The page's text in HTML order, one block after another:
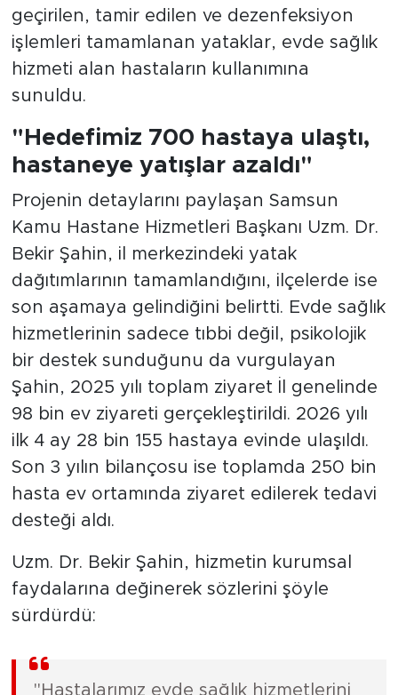
geçirilen, tamir edilen ve dezenfeksiyon
işlemleri tamamlanan yataklar, evde sağlık
hizmeti alan hastaların kullanımına
sunuldu.
"Hedefimiz 700 hastaya ulaştı,
hastaneye yatışlar azaldı"
Projenin detaylarını paylaşan Samsun
Kamu Hastane Hizmetleri Başkanı Uzm. Dr.
Bekir Şahin, il merkezindeki yatak
dağıtımlarının tamamlandığını, ilçelerde ise
son aşamaya gelindiğini belirtti. Evde sağlık
hizmetlerinin sadece tıbbi değil, psikolojik
bir destek sunduğunu da vurgulayan
Şahin, 2025 yılı toplam ziyaret İl genelinde
98 bin ev ziyareti gerçekleştirildi. 2026 yılı
ilk 4 ay 28 bin 155 hastaya evinde ulaşıldı.
Son 3 yılın bilançosu ise toplamda 250 bin
hasta ev ortamında ziyaret edilerek tedavi
desteği aldı.
Uzm. Dr. Bekir Şahin, hizmetin kurumsal
faydalarına değinerek sözlerini şöyle
sürdürdü:
"Hastalarımız evde sağlık hizmetlerini